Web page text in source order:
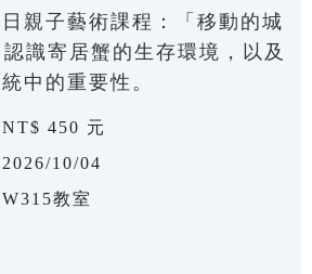
日親子藝術課程：「移動的城
識寄居蟹的生存環境，以及
中的重要性。
NT$ 450 元
2026/10/04
W315教室